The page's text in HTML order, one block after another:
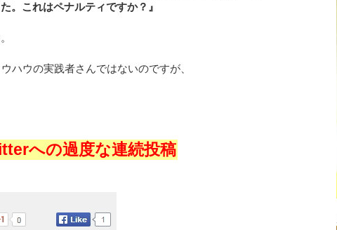
。これはペナルティですか？』
ハウの実践者さんではないのですが、
への過度な連続投稿